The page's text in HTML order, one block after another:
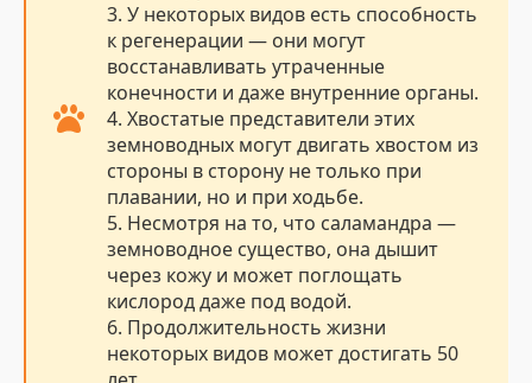
3. У некоторых видов есть способность
к регенерации — они могут
восстанавливать утраченные
конечности и даже внутренние органы.
4. Хвостатые представители этих
земноводных могут двигать хвостом из
стороны в сторону не только при
плавании, но и при ходьбе.
5. Несмотря на то, что саламандра —
земноводное существо, она дышит
через кожу и может поглощать
кислород даже под водой.
6. Продолжительность жизни
некоторых видов может достигать 50